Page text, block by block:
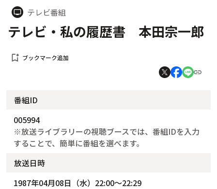
tv テレビ番組
テレビ・私の履歴書 本田宗一郎
bookmark_add ブックマーク追加
番組ID
005994
※放送ライブラリーの視聴ブースでは、番組IDを入力
することで、簡単に番組を選べます。
放送日時
1987年04月08日（水）22:00～22:29